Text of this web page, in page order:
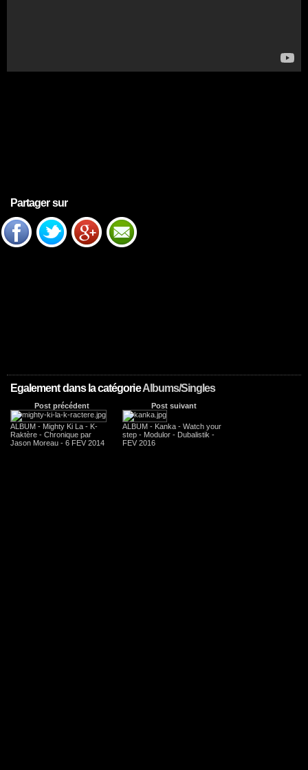
Partager sur
Egalement dans la catégorieAlbums/Singles
Post précédent
ALBUM - Mighty Ki La - K-
Raktère - Chronique par
Jason Moreau - 6 FEV 2014
Post suivant
ALBUM - Kanka - Watch your
step - Modulor - Dubalistik -
FEV 2016